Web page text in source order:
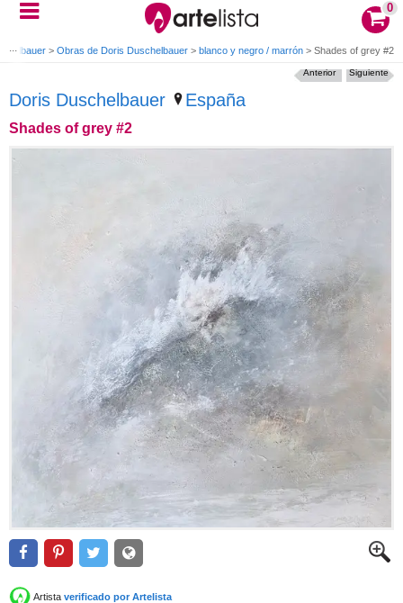
0
> Obras de Doris Duschelbauer > blanco y negro / marrón > Shades of grey #2
Doris Duschelbauer España
Shades of grey #2
Siguiente
Anterior
Artista verificado por Artelista